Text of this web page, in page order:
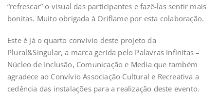
“refrescar” o visual das participantes e fazê-las sentir mais
bonitas. Muito obrigada à Oriflame por esta colaboração.
Este é já o quarto convívio deste projeto da
Plural&Singular, a marca gerida pelo Palavras Infinitas –
Núcleo de Inclusão, Comunicação e Media que também
agradece ao Convívio Associação Cultural e Recreativa a
cedência das instalações para a realização deste evento.